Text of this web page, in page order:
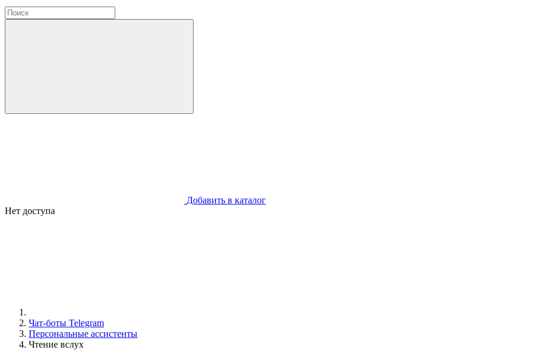
Добавить в каталог
Нет доступа
Чат-боты Telegram
Персональные ассистенты
Чтение вслух